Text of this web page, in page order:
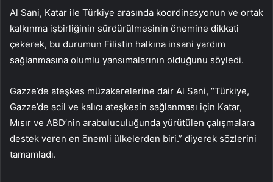
Al Sani, Katar ile Türkiye arasında koordinasyonun ve ortak
kalkınma işbirliğinin sürdürülmesinin önemine dikkati
çekerek, bu durumun Filistin halkına insani yardım
sağlanmasına olumlu yansımalarının olduğunu söyledi.
Gazze’de ateşkes müzakerelerine dair Al Sani, “Türkiye,
Gazze’de acil ve kalıcı ateşkesin sağlanması için Katar,
Mısır ve ABD’nin arabuluculuğunda yürütülen çalışmalara
destek veren en önemli ülkelerden biri.” diyerek sözlerini
tamamladı.